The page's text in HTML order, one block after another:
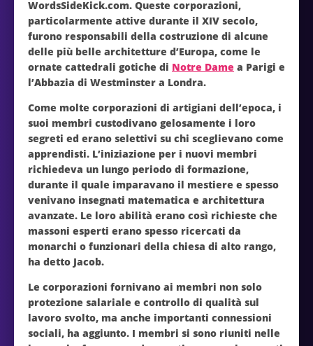
WordsSideKick.com. Queste corporazioni,
particolarmente attive durante il XIV secolo,
furono responsabili della costruzione di alcune
delle più belle architetture d’Europa, come le
ornate cattedrali gotiche di Notre Dame a Parigi e
l’Abbazia di Westminster a Londra.
Come molte corporazioni di artigiani dell’epoca, i
suoi membri custodivano gelosamente i loro
segreti ed erano selettivi su chi sceglievano come
apprendisti. L’iniziazione per i nuovi membri
richiedeva un lungo periodo di formazione,
durante il quale imparavano il mestiere e spesso
venivano insegnati matematica e architettura
avanzate. Le loro abilità erano così richieste che
massoni esperti erano spesso ricercati da
monarchi o funzionari della chiesa di alto rango,
ha detto Jacob.
Le corporazioni fornivano ai membri non solo
protezione salariale e controllo di qualità sul
lavoro svolto, ma anche importanti connessioni
sociali, ha aggiunto. I membri si sono riuniti nelle